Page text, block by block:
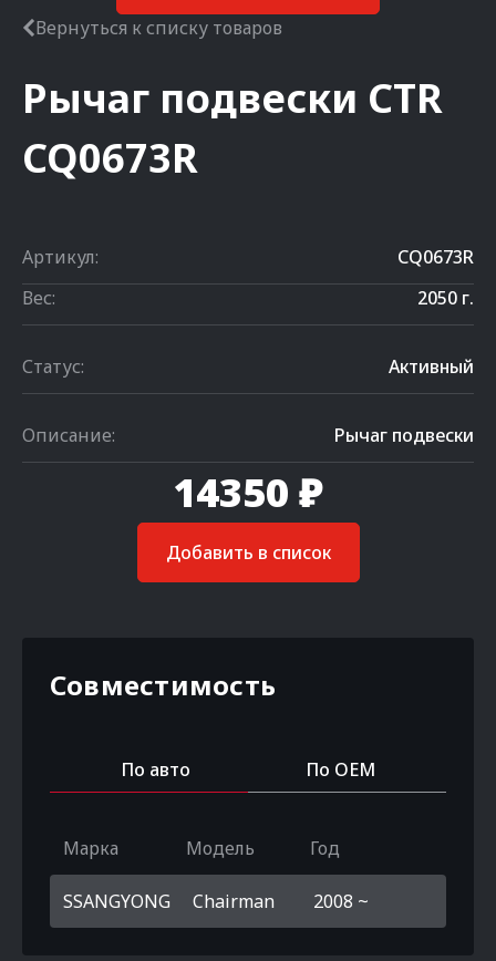
Вернуться к списку товаров
Рычаг подвески CTR
CQ0673R
Артикул:
CQ0673R
Вес:
2050 г.
Статус: Активный
Описание: Рычаг подвески
14350 ₽
Добавить в список
Совместимость
По авто По OEM
Марка Модель Год
SSANGYONG Chairman 2008 ~